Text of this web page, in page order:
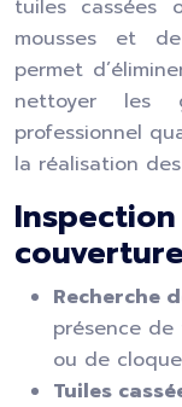
tuiles cassées
mousses et
permet
nettoyer les
professionnel
la réalisation
couverture
Recherche
présence de
ou de
Tuiles